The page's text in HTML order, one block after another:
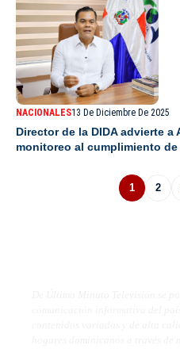
NACIONALES13 De Diciembre De 2025
Director de la DIDA advierte a
monitoreo al cumplimiento
1 2